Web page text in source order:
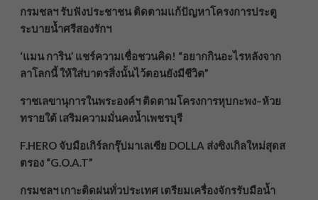
กรมชลฯ รับฟังประชาชน ติดตามแก้ปัญหาโครงการประตู
ระบายน้ำศรีสองรักฯ
‘แมน การิน’ แชร์ความเชื่อชวนคิด! “อยากกินอะไรหลังจาก
ลาโลกนี้ ให้ใส่บาตรสิ่งนั้นไว้ตอนยังมีชีวิต”
ราชเลขานุการในพระองค์ฯ ติดตามโครงการหุบกะพง–ห้วย
ทรายใต้ เสริมความมั่นคงน้ำเพชรบุรี
F.HERO จับมือเกิร์ลกรุ๊ปมาเลเซีย DOLLA ส่งซิงเกิลใหม่สุดส
ตรอง “G.O.A.T”
กรมชลฯ เกาะติดฝนทั่วประเทศ เตรียมเครื่องจักรรับมือน้ำ